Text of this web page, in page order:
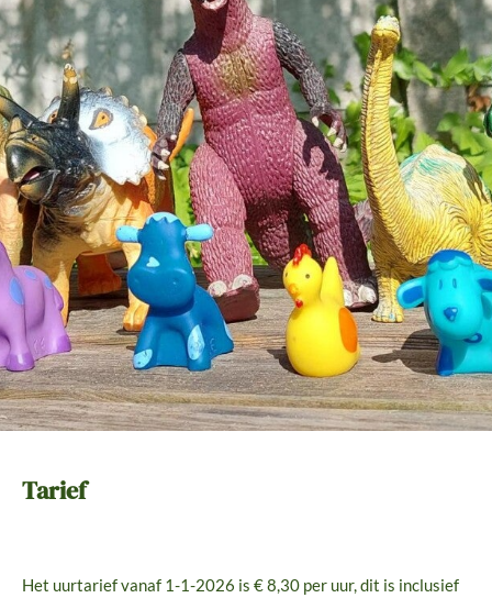
Tarief
Het uurtarief vanaf 1-1-2026 is €8,30 per uur, dit is inclusief